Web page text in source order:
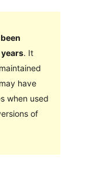
. It
have
when used
of